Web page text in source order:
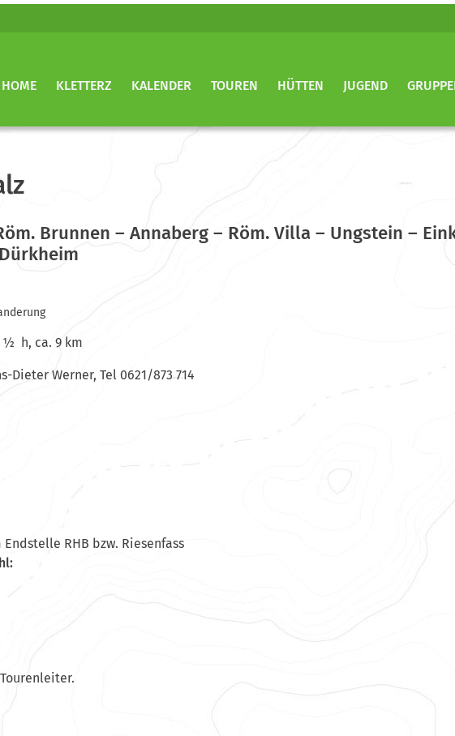
HOME KLETTERZ KALENDER TOUREN HÜTTEN JUGEND
Brunnen – Annaberg – Röm. Villa – Ungstein –
ca. 9 km
Werner, Tel 0621/873 714
RHB bzw. Riesenfass